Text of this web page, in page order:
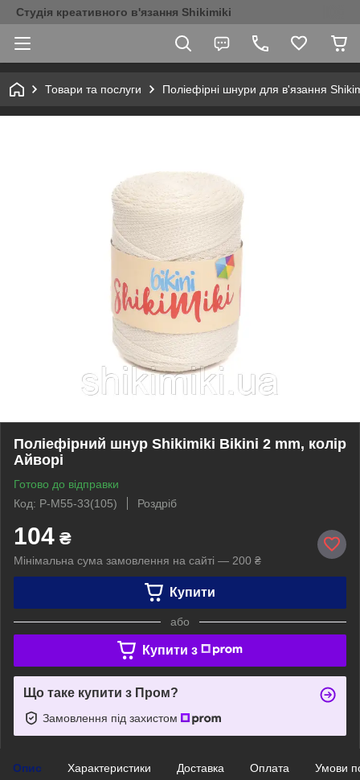
Студія креативного в'язання Shikimiki
Товари та послуги Поліефірні шнури для в'язання
Поліефірний шнур Shikimiki Bikini 2 mm, колір
Айворі
Готово до відправки
Код: P-M55-33(105)
Роздріб
104 ₴
Мінімальна сума замовлення на сайті — 200 ₴
Купити
або
Купити з
Що таке купити з Пром?
Замовлення під захистом
Опис Характеристики Доставка Оплата Умови